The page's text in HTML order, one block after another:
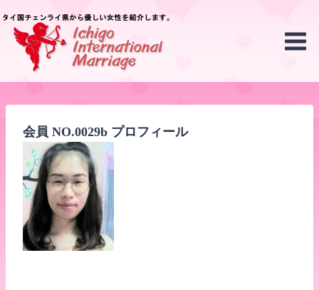
content
会員 NO.0029b プロフィール